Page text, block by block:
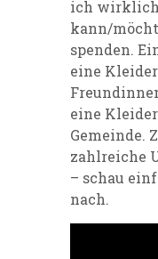
ich wirklich
kann/
spenden.
eine
eine
Gemeinde.
zahlreiche
– schau
nach.